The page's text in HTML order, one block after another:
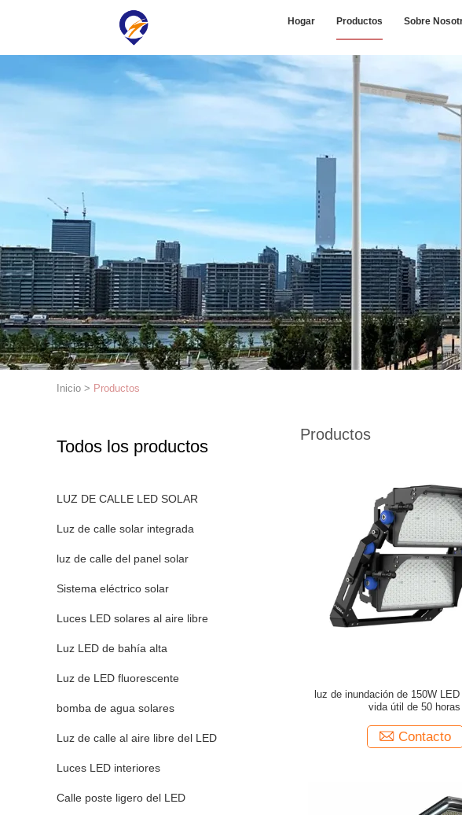
Hogar Productos Sobre
Inicio > Productos
Todos los productos
LUZ DE CALLE LED SOLAR
Luz de calle solar integrada
luz de calle del panel solar
Sistema eléctrico solar
Luces LED solares al aire libre
Luz LED de bahía alta
Luz de LED fluorescente
bomba de agua solares
Luz de calle al aire libre del LED
Luces LED interiores
Calle poste ligero del LED
Productos
luz de inundación de 150W
vida útil de 50 horas
Contacto